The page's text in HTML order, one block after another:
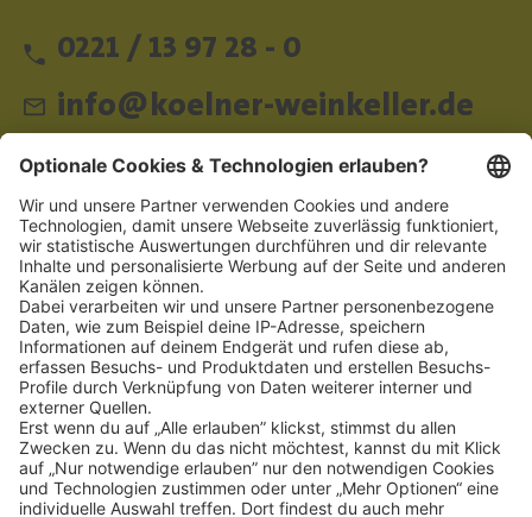
0221 / 13 97 28 - 0
info@koelner-weinkeller.de
Schnellzugriff
ZAHLUNGSMETHODEN
SOCIAL
NEWSLETTER
BESUCHEN SIE UNS